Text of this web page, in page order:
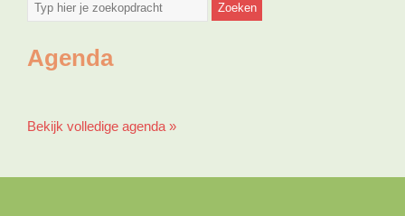
Agenda
Bekijk volledige agenda »